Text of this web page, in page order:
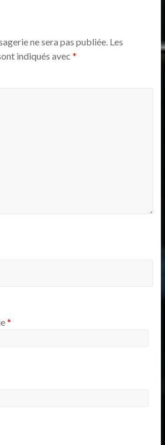
ne sera pas publiée.Les
indiqués avec *
*